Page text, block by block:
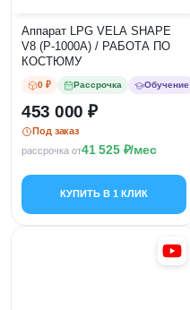
Аппарат LPG VELA SHAPE
V8 (P-1000A) / РАБОТА ПО
КОСТЮМУ
0 ₽ Рассрочка Обучение
453 000
Под заказ
рассрочка от41 525 /мес
КУПИТЬ В 1 КЛИК